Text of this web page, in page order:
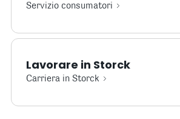
Servizio consumatori
Lavorare in Storck
Carriera in Storck